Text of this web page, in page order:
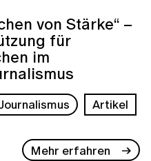
von Stärke“ –
für
im
Artikel
Mehr erfahren